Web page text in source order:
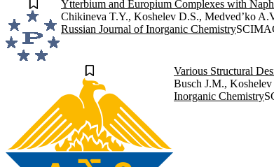
Ytterbium and Europium Complexes with
Chikineva T.Y., Koshelev D.S., Medved’ko
Russian Journal of Inorganic Chemistry
Various Structural
Busch J.M.,
Inorganic Chemistry